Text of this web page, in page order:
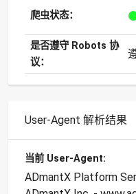
爬虫状态：
是否遵守 Robots 协
议：
User-Agent 解析结果
当前 User-Agent:
ADmantX Platform